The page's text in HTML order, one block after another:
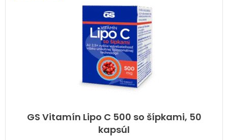
GS Vitamín Lipo C 500 so šípkami, 50
kapsúl